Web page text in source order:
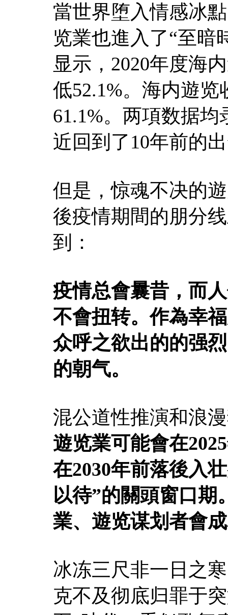
當世界堕入情感冰
览業也進入了“至暗
显示，2020年度海
低52.1%。海内遊
61.1%。两項数据
近回到了10年前的
但是，惊魂不决的
後疫情期間的朋分
到：
疫情总會曩昔，而
不會扭转。作為幸
众呼之欲出的的强
的朝气。
混公道性推演和浪
遊览業可能會在
在2030年前落後入
以待”的關頭窗口期
業、遊览谋划者會
冰冻三尺非一日之
克不及彻底归罪于